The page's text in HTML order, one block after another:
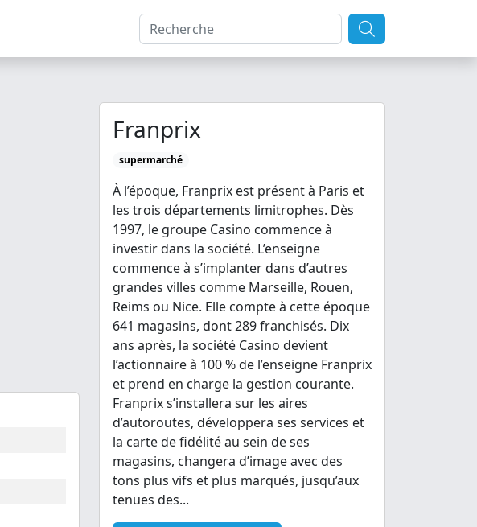
Franprix
supermarché
À l’époque, Franprix est présent à Paris et
les trois départements limitrophes. Dès
1997, le groupe Casino commence à
investir dans la société. L’enseigne
commence à s’implanter dans d’autres
grandes villes comme Marseille, Rouen,
Reims ou Nice. Elle compte à cette époque
641 magasins, dont 289 franchisés. Dix
ans après, la société Casino devient
l’actionnaire à 100 % de l’enseigne Franprix
et prend en charge la gestion courante.
Franprix s’installera sur les aires
d’autoroutes, développera ses services et
la carte de fidélité au sein de ses
magasins, changera d’image avec des
tons plus vifs et plus marqués, jusqu’aux
tenues des...